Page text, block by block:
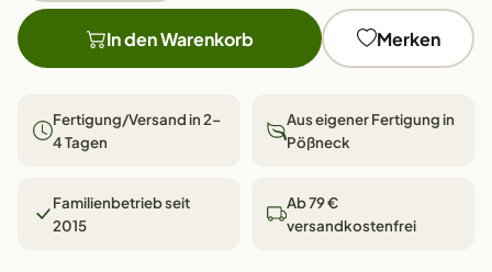
In den Warenkorb Merken
Fertigung/Versand in 2–
4 Tagen
Aus eigener Fertigung in
Pößneck
Familienbetrieb seit
2015
Ab 79 €
versandkostenfrei